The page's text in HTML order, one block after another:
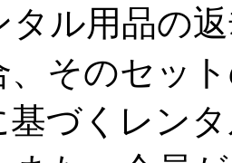
タル用品の
、そのセッ
基づくレン